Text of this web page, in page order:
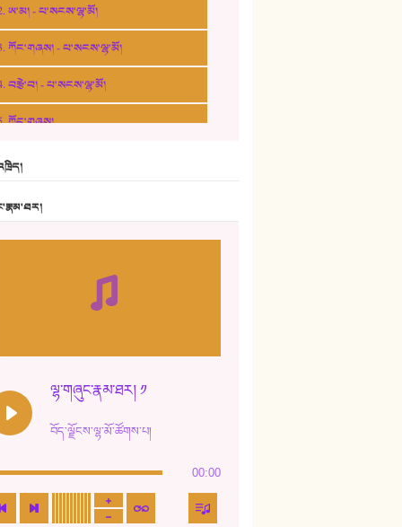
ཨ་མ། - པ་སངས་ལྷ་མོ།
ཀོང་གཞས། - པ་སངས་ལྷ་མོ།
བརྩེ་བ། - པ་སངས་ལྷ་མོ།
ཀོང་གཞས།
ཆོལ་གསུམ་བྲོ་གཞས། - སྒྲོན་གསལ།
13. ཆུང་འདྲིས། - ཟླ་སྒྲོན།
ཤམ་པ་ལ་ཡི་སྲས་མོ།
ལྷ་གཞུང་རྣམ་ཐར། ༡
བོད་ལྗོངས་ལྷ་མོ་ཚོགས་པ།
00:00